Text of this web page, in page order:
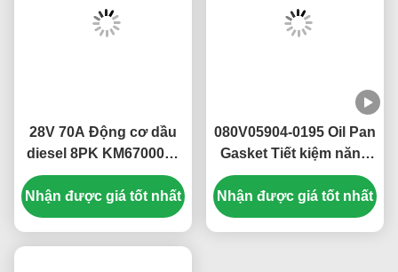
28V 70A Động cơ dầu
diesel 8PK KM6700024
612600091115 Kháng
xói
Nhận được giá tốt nhất
080V05904-0195 Oil Pan
Gasket Tiết kiệm năng
lượng cho SINOTRUK
HOWO SITRAK MC11
Nhận được giá tốt nhất